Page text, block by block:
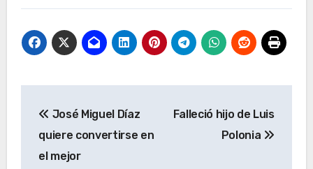
de
entradas
José Miguel Díaz
quiere convertirse en
el mejor
Falleció hijo de Luis
Polonia